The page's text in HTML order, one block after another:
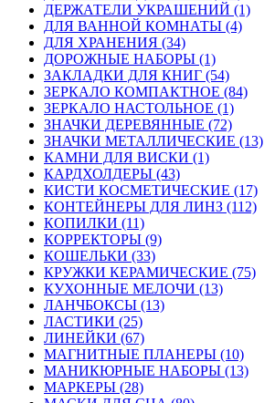
ДЕРЖАТЕЛИ УКРАШЕНИЙ (1)
ДЛЯ ВАННОЙ КОМНАТЫ (4)
ДЛЯ ХРАНЕНИЯ (34)
ДОРОЖНЫЕ НАБОРЫ (1)
ЗАКЛАДКИ ДЛЯ КНИГ (54)
ЗЕРКАЛО КОМПАКТНОЕ (84)
ЗЕРКАЛО НАСТОЛЬНОЕ (1)
ЗНАЧКИ ДЕРЕВЯННЫЕ (72)
ЗНАЧКИ МЕТАЛЛИЧЕСКИЕ (13)
КАМНИ ДЛЯ ВИСКИ (1)
КАРДХОЛДЕРЫ (43)
КИСТИ КОСМЕТИЧЕСКИЕ (17)
КОНТЕЙНЕРЫ ДЛЯ ЛИНЗ (112)
КОПИЛКИ (11)
КОРРЕКТОРЫ (9)
КОШЕЛЬКИ (33)
КРУЖКИ КЕРАМИЧЕСКИЕ (75)
КУХОННЫЕ МЕЛОЧИ (13)
ЛАНЧБОКСЫ (13)
ЛАСТИКИ (25)
ЛИНЕЙКИ (67)
МАГНИТНЫЕ ПЛАНЕРЫ (10)
МАНИКЮРНЫЕ НАБОРЫ (13)
МАРКЕРЫ (28)